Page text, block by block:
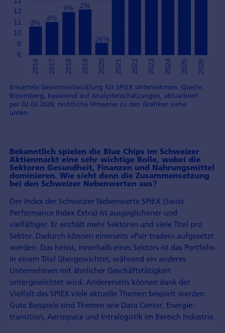
Erwartete Gewinnentwicklung für SPIEX Unternehmen. Quelle:
Bloomberg, basierend auf Analystenschätzungen, aktualisiert
per 02.03.2026; rechtliche Hinweise zu den Grafiken siehe
unten.
Bekanntlich spielen die Blue Chips im Schweizer
Aktienmarkt eine sehr wichtige Rolle, wobei die
Sektoren Gesundheit, Finanzen und Nahrungs­mittel
dominieren. Wie sieht denn die Zusammen­setzung
bei den Schweizer Nebenwerten aus?
Der Index der Schweizer Nebenwerte SPIEX (Swiss
Performance Index Extra) ist ausgeglichener und
vielfältiger. Er enthält mehr Sektoren und viele Titel pro
Sektor. Dadurch können einerseits «Pair trades» aufgesetzt
werden. Das heisst, innerhalb eines Sektors ist das Portfolio
in einem Titel übergewichtet, während ein anderes
Unternehmen mit ähnlicher Geschäftstätigkeit
untergewichtet wird. Andererseits können dank der
Vielfalt des SPIEX viele aktuelle Themen bespielt werden.
Gute Beispiele sind Themen wie Data Center, Energie­
transition, Aerospace und Intra­logistik im Bereich Industrie.